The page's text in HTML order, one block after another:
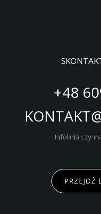
+48
Infolinia
PRZEJDŹ